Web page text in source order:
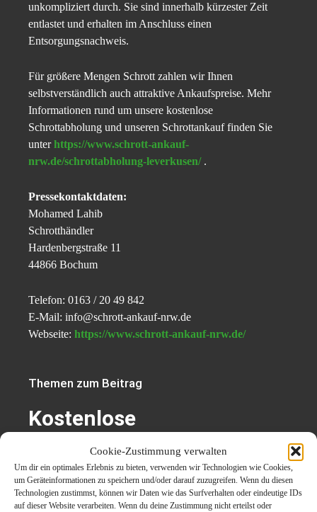
Cookie-Zustimmung verwalten
Um dir ein optimales Erlebnis zu bieten, verwenden wir Technologien wie Cookies,
um Geräteinformationen zu speichern und/oder darauf zuzugreifen. Wenn du diesen
Technologien zustimmst, können wir Daten wie das Surfverhalten oder eindeutige IDs
auf dieser Website verarbeiten. Wenn du deine Zustimmung nicht erteilst oder
unkompliziert durch. Sie sind innerhalb kürzester Zeit
entlastet und erhalten im Anschluss einen
Entsorgungsnachweis.
Für größere Mengen Schrott zahlen wir Ihnen
selbstverständlich auch attraktive Ankaufspreise. Mehr
Informationen rund um unsere kostenlose
Schrottabholung und unseren Schrottankauf finden Sie
unterhttps://www.schrott-ankauf-
nrw.de/schrottabholung-leverkusen/.
Pressekontaktdaten:
Mohamed Lahib
Schrotthändler
Hardenbergstraße 11
44866 Bochum
Telefon: 0163 / 20 49 842
E-Mail: info@schrott-ankauf-nrw.de
Webseite: https://www.schrott-ankauf-nrw.de/
Themen zum Beitrag
Kostenlose
Schrottabholung in
Leverkusen für
Privatpersonen und